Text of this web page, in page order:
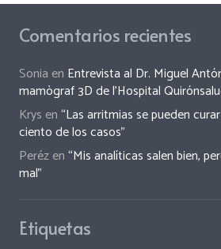
Comentarios recientes
Sonia en Entrevista al Dr. Miguel
mamògraf 3D de l’Hospital
Krys en“Las arritmias se pueden
ciento de los casos”
Perézen“Mis analíticas salen bien,
mal”
Etiquetas